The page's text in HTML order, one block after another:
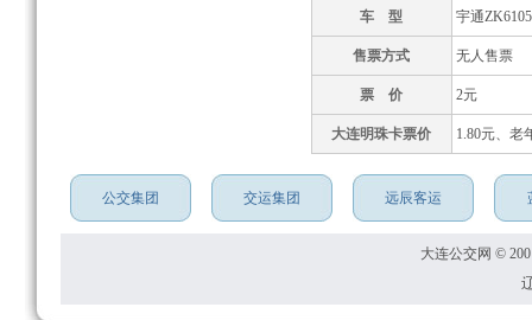
车 型 宇通
售票方式 无人售票
票 价 2元
大连明珠卡票价 1.80元、老
公交集团 交运集团 远辰客运
大连公交网 ©